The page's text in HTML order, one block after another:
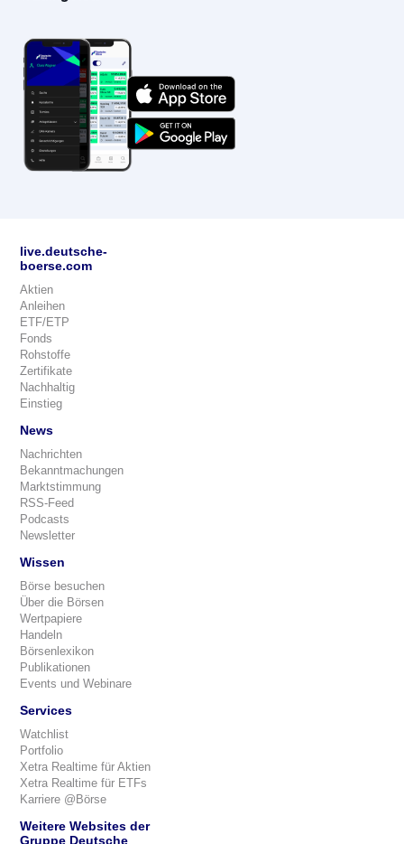
live.deutsche-
boerse.com
Aktien
Anleihen
ETF/ETP
Fonds
Rohstoffe
Zertifikate
Nachhaltig
Einstieg
News
Nachrichten
Bekanntmachungen
Marktstimmung
RSS-Feed
Podcasts
Newsletter
Wissen
Börse besuchen
Über die Börsen
Wertpapiere
Handeln
Börsenlexikon
Publikationen
Events und Webinare
Services
Watchlist
Portfolio
Xetra Realtime für Aktien
Xetra Realtime für ETFs
Karriere @Börse
Weitere Websites der
Gruppe Deutsche